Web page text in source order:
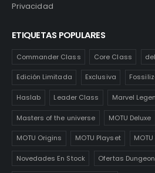
Privacidad
ETIQUETAS POPULARES
Commander Class Core Class
Edición Limitada Exclusiva
Haslab Leader Class Marvel
Masters of the universe MOTU Deluxe
MOTU Origins MOTU Playset
Novedades En Stock Ofertas